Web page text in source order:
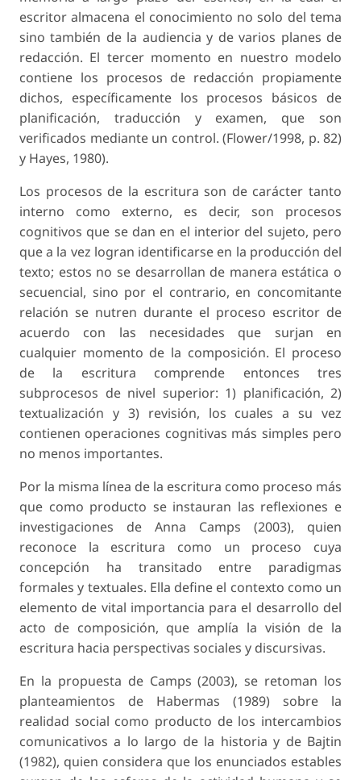
escritor almacena el conocimiento no solo del tema
sino también de la audiencia y de varios planes de
redacción. El tercer momento en nuestro modelo
contiene los procesos de redacción propiamente
dichos, específicamente los procesos básicos de
planificación, traducción y examen, que son
verificados mediante un control. (Flower/1998, p. 82)
y Hayes, 1980).
Los procesos de la escritura son de carácter tanto
interno como externo, es decir, son procesos
cognitivos que se dan en el interior del sujeto, pero
que a la vez logran identificarse en la producción del
texto; estos no se desarrollan de manera estática o
secuencial, sino por el contrario, en concomitante
relación se nutren durante el proceso escritor de
acuerdo con las necesidades que surjan en
cualquier momento de la composición. El proceso
de la escritura comprende entonces tres
subprocesos de nivel superior: 1) planificación, 2)
textualización y 3) revisión, los cuales a su vez
contienen operaciones cognitivas más simples pero
no menos importantes.
Por la misma línea de la escritura como proceso más
que como producto se instauran las reflexiones e
investigaciones de Anna Camps (2003), quien
reconoce la escritura como un proceso cuya
concepción ha transitado entre paradigmas
formales y textuales. Ella define el contexto como un
elemento de vital importancia para el desarrollo del
acto de composición, que amplía la visión de la
escritura hacia perspectivas sociales y discursivas.
En la propuesta de Camps (2003), se retoman los
planteamientos de Habermas (1989) sobre la
realidad social como producto de los intercambios
comunicativos a lo largo de la historia y de Bajtin
(1982), quien considera que los enunciados estables